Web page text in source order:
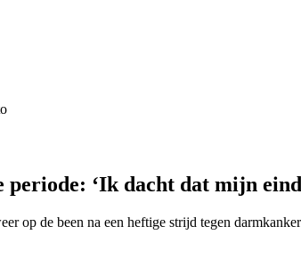
‘Ik dacht dat mijn
op de been na een heftige strijd tegen